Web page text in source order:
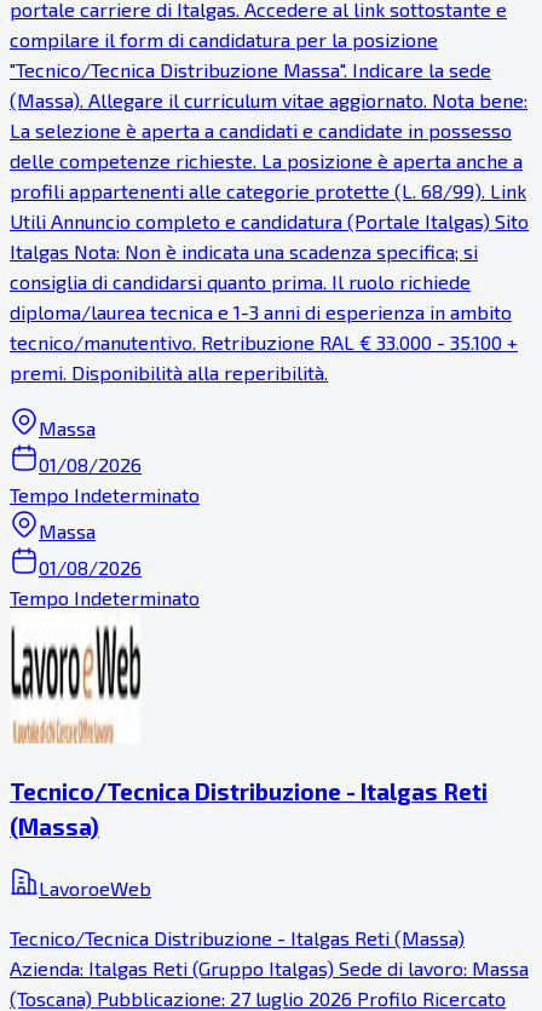
portale carriere di Italgas. Accedere al link sottostante e
compilare il form di candidatura per la posizione
"Tecnico/Tecnica Distribuzione Massa". Indicare la sede
(Massa). Allegare il curriculum vitae aggiornato. Nota bene:
La selezione è aperta a candidati e candidate in possesso
delle competenze richieste. La posizione è aperta anche a
profili appartenenti alle categorie protette (L. 68/99). Link
Utili Annuncio completo e candidatura (Portale Italgas) Sito
Italgas Nota: Non è indicata una scadenza specifica; si
consiglia di candidarsi quanto prima. Il ruolo richiede
diploma/laurea tecnica e 1-3 anni di esperienza in ambito
tecnico/manutentivo. Retribuzione RAL € 33.000 - 35.100 +
premi. Disponibilità alla reperibilità.
Massa
01/08/2026
Tempo Indeterminato
Massa
01/08/2026
Tempo Indeterminato
Tecnico/Tecnica Distribuzione - Italgas Reti
(Massa)
LavoroeWeb
Tecnico/Tecnica Distribuzione - Italgas Reti (Massa)
Azienda: Italgas Reti (Gruppo Italgas) Sede di lavoro: Massa
(Toscana) Pubblicazione: 27 luglio 2026 Profilo Ricercato